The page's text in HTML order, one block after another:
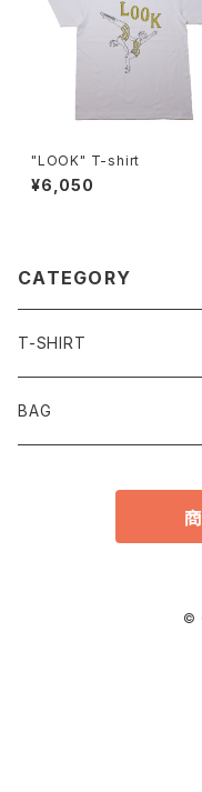
"LOOK" T-shirt
¥6,050
CATEGORY
T-SHIRT
BAG
©